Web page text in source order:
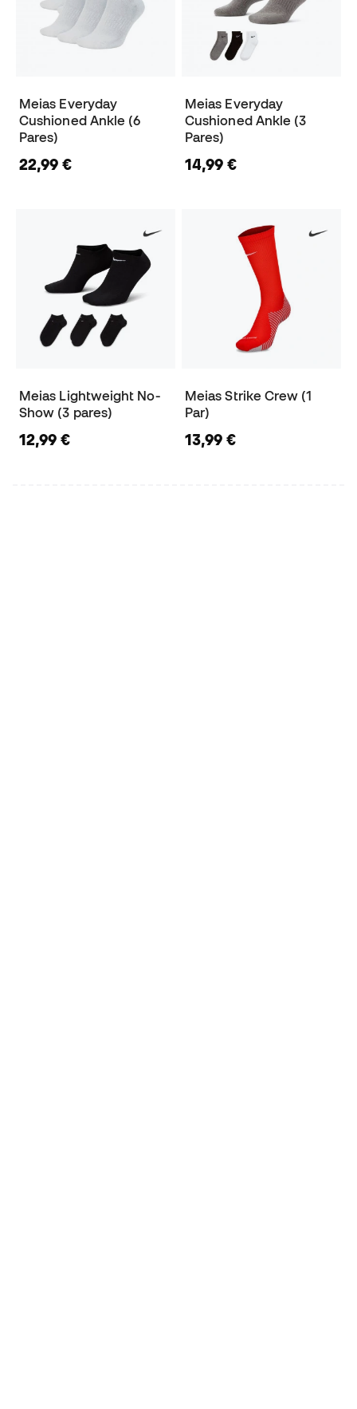
Meias Everyday
Cushioned Ankle (6
Pares)
22,99 €
Meias Everyday
Cushioned Ankle (3
Pares)
14,99 €
Meias Lightweight No-
Show (3 pares)
12,99 €
Meias Strike Crew (1
Par)
13,99 €